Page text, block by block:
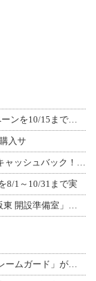
入サ
8/1～10/31まで実